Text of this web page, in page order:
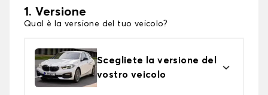
1. Versione
Qual è la versione del tuo veicolo?
Scegliete la versione del
vostro veicolo